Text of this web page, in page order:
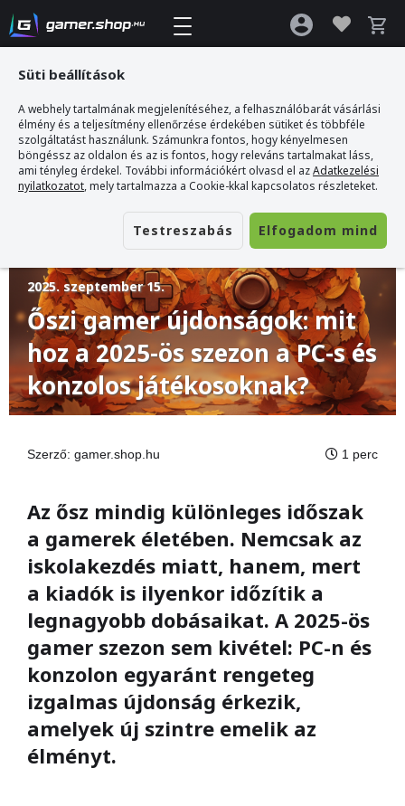
Gamer webshop >Blog >Őszi gamer újdonságok: mit hoz a 2025-ös szezon a
PC-s és konzolos játékosoknak?
2025. szeptember 15.
Őszi gamer újdonságok: mit
hoz a 2025-ös szezon a PC-s és
konzolos játékosoknak?
Szerző: gamer.shop.hu 1 perc
Az ősz mindig különleges időszak
a gamerek életében. Nemcsak az
iskolakezdés miatt, hanem, mert
a kiadók is ilyenkor időzítik a
legnagyobb dobásaikat. A 2025-ös
gamer szezon sem kivétel: PC-n és
konzolon egyaránt rengeteg
izgalmas újdonság érkezik,
amelyek új szintre emelik az
élményt.
Süti beállítások
A webhely tartalmának megjelenítéséhez, a felhasználóbarát vásárlási
élmény és a teljesítmény ellenőrzése érdekében sütiket és többféle
szolgáltatást használunk. Számunkra fontos, hogy kényelmesen
böngéssz az oldalon és az is fontos, hogy releváns tartalmakat láss,
ami tényleg érdekel. További információkért olvasd el azAdatkezelési
nyilatkozatot, mely tartalmazza a Cookie-kkal kapcsolatos részleteket.
Testreszabás Elfogadom mind